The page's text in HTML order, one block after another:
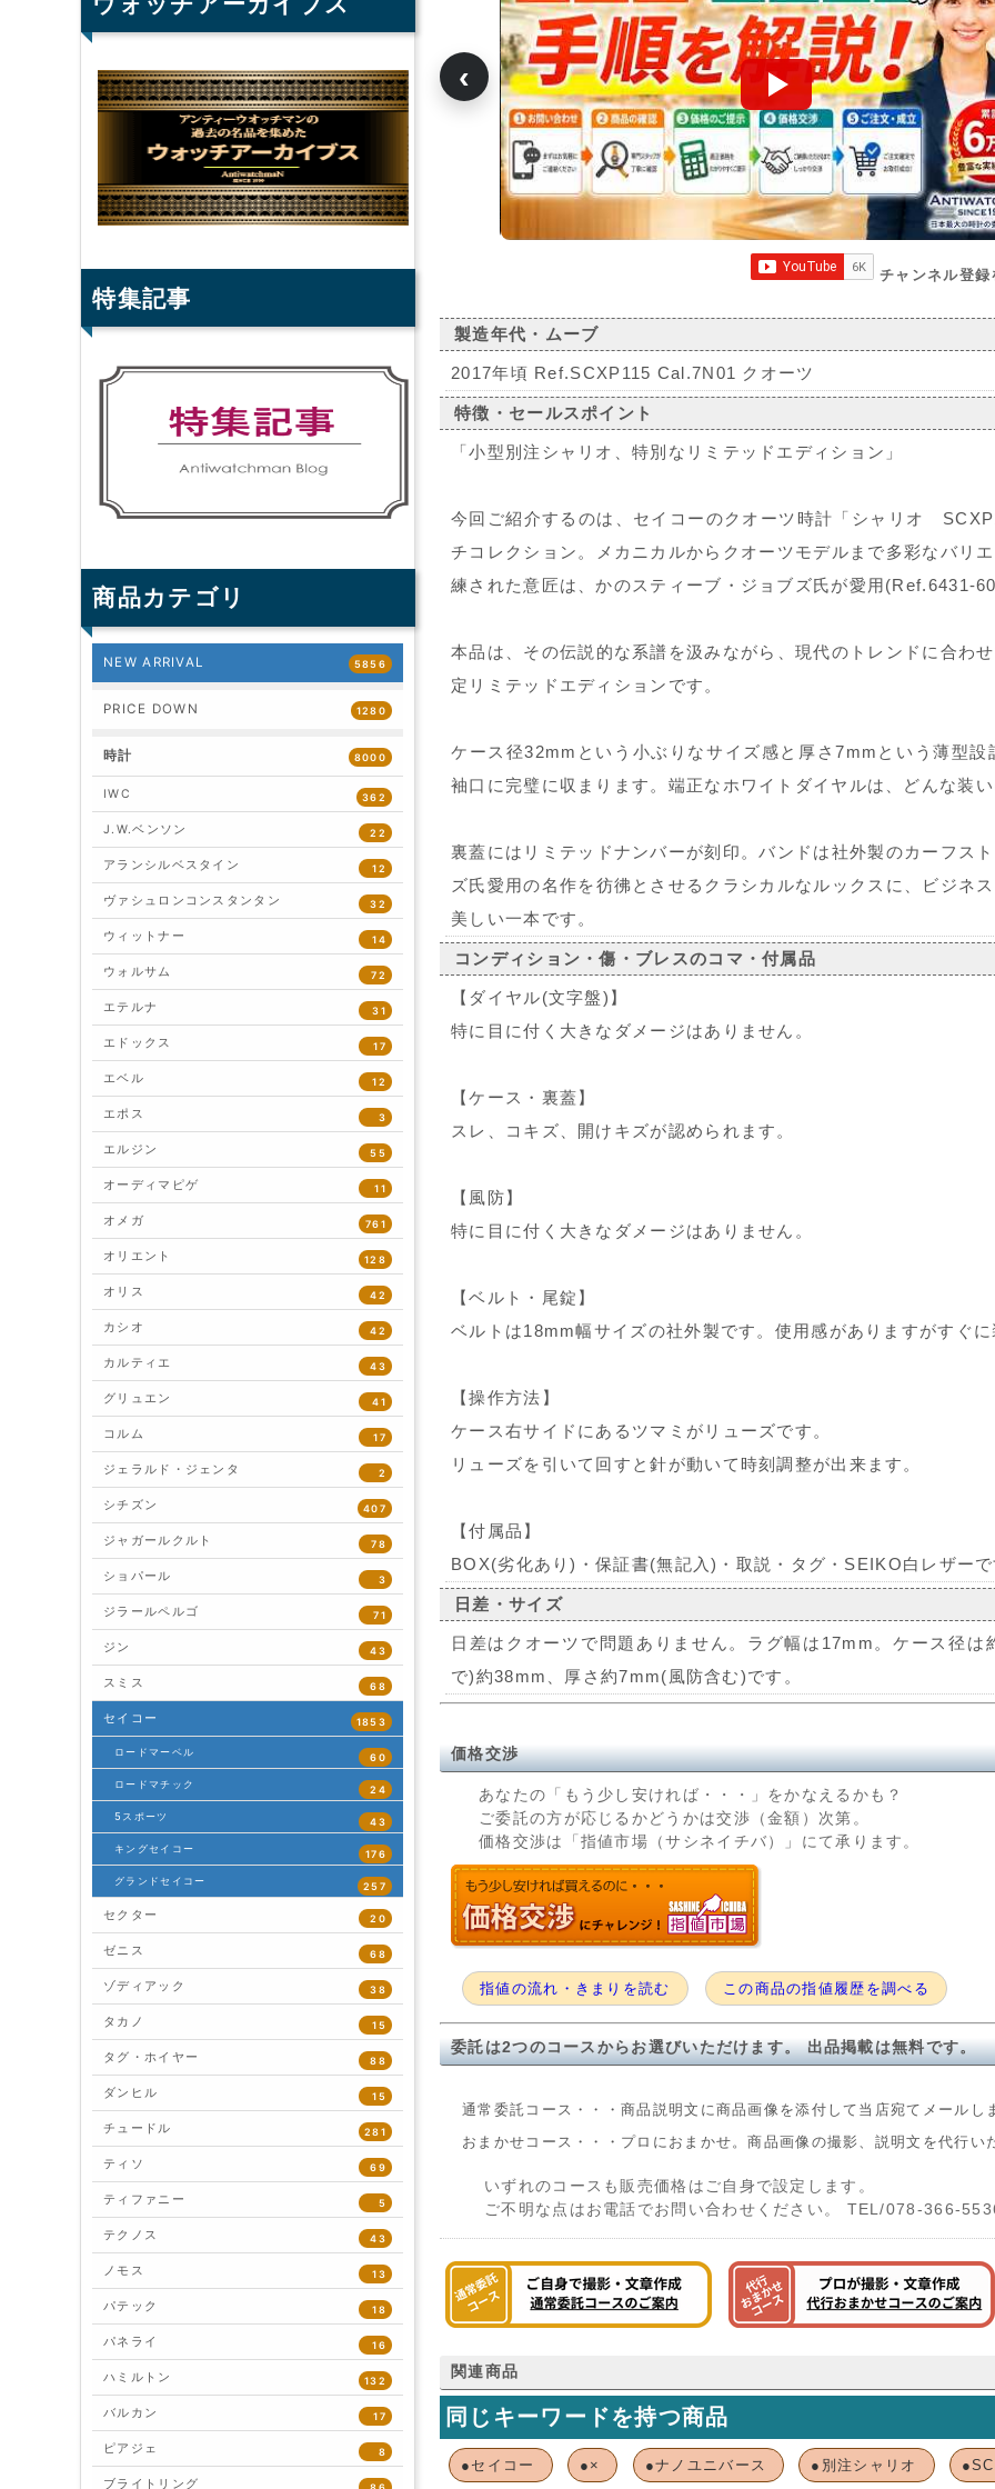
‹
チャンネル登
製造年代・ムーブ
2017年頃 Ref.SCXP115 Cal.7N01 クオーツ
特徴・セールスポイント
「小型別注シャリオ、特別なリミテッドエディション」
今回ご紹介するのは、セイコーのクオーツ時計「シャリオ
チコレクション。メカニカルからクオーツモデルまで多彩なバリ
練された意匠は、かのスティーブ・ジョブズ氏が愛用(Ref.6431-
本品は、その伝説的な系譜を汲みながら、現代のトレンドに合わ
定リミテッドエディションです。
ケース径32mmという小ぶりなサイズ感と厚さ7mmという薄型
袖口に完璧に収まります。端正なホワイトダイヤルは、どんな装
裏蓋にはリミテッドナンバーが刻印。バンドは社外製のカーフス
ズ氏愛用の名作を彷彿とさせるクラシカルなルックスに、ビジネ
美しい一本です。
コンディション・傷・ブレスのコマ・付属品
【ダイヤル(文字盤)】
特に目に付く大きなダメージはありません。
【ケース・裏蓋】
スレ、コキズ、開けキズが認められます。
【風防】
特に目に付く大きなダメージはありません。
【ベルト・尾錠】
ベルトは18mm幅サイズの社外製です。使用感がありますがすぐに
【操作方法】
ケース右サイドにあるツマミがリューズです。
リューズを引いて回すと針が動いて時刻調整が出来ます。
【付属品】
BOX(劣化あり)・保証書(無記入)・取説・タグ・SEIKO白レザーで
日差・サイズ
日差はクオーツで問題ありません。ラグ幅は17mm。ケース径
で)約38mm、厚さ約7mm(風防含む)です。
価格交渉
あなたの「もう少し安ければ・・・」をかなえるかも？
ご委託の方が応じるかどうかは交渉（金額）次第。
価格交渉は「指値市場（サシネイチバ）」にて承ります。
指値の流れ・きまりを読む この商品の指値履歴を調べる
委託は2つのコースからお選びいただけます。 出品掲載は無料です。
通常委託コース・・・商品説明文に商品画像を添付して当店宛てメールし
おまかせコース・・・プロにおまかせ。商品画像の撮影、説明文を代行い
いずれのコースも販売価格はご自身で設定します。
ご不明な点はお電話でお問い合わせください。 TEL/078-366-
関連商品
同じキーワードを持つ商品
●セイコー ●× ●ナノユニバース ●別注シャリオ
特集記事
商品カテゴリ
NEW ARRIVAL 5856
PRICE DOWN 1280
時計 8000
IWC 362
J.W.ベンソン 22
アランシルベスタイン 12
ヴァシュロンコンスタンタン 32
ウィットナー 14
ウォルサム 72
エテルナ 31
エドックス 17
エベル 12
エポス 3
エルジン 55
オーディマピゲ 11
オメガ 761
オリエント 128
オリス 42
カシオ 42
カルティエ 43
グリュエン 41
コルム 17
ジェラルド・ジェンタ 2
シチズン 407
ジャガールクルト 78
ショパール 3
ジラールペルゴ 71
ジン 43
スミス 68
セイコー 1853
ロードマーベル 60
ロードマチック 24
5スポーツ 43
キングセイコー 176
グランドセイコー 257
セクター 20
ゼニス 68
ゾディアック 38
タカノ 15
タグ・ホイヤー 88
ダンヒル 15
チュードル 281
ティソ 69
ティファニー 5
テクノス 43
ノモス 13
パテック 18
パネライ 16
ハミルトン 132
バルカン 17
ピアジェ 8
ブライトリング